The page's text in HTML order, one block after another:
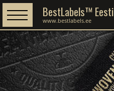
BestLabels™ Eesti
www.bestlabels.ee